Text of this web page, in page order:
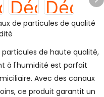
de particules de qualité
de haute qualité,
à l'humidité est parfait
Avec des canaux
ce produit garantit un